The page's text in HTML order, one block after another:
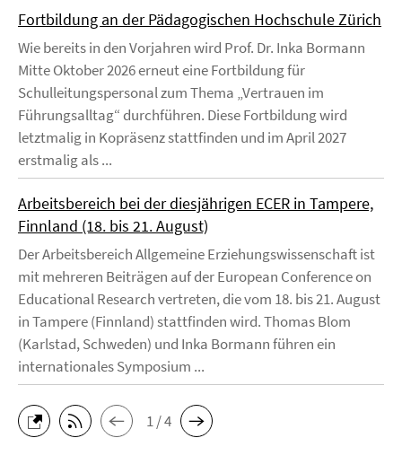
Fortbildung an der Pädagogischen Hochschule Zürich
Wie bereits in den Vorjahren wird Prof. Dr. Inka Bormann
Mitte Oktober 2026 erneut eine Fortbildung für
Schulleitungspersonal zum Thema „Vertrauen im
Führungsalltag“ durchführen. Diese Fortbildung wird
letztmalig in Kopräsenz stattfinden und im April 2027
erstmalig als ...
Arbeitsbereich bei der diesjährigen ECER in Tampere,
Finnland (18. bis 21. August)
Der Arbeitsbereich Allgemeine Erziehungswissenschaft ist
mit mehreren Beiträgen auf der European Conference on
Educational Research vertreten, die vom 18. bis 21. August
in Tampere (Finnland) stattfinden wird. Thomas Blom
(Karlstad, Schweden) und Inka Bormann führen ein
internationales Symposium ...
1 / 4